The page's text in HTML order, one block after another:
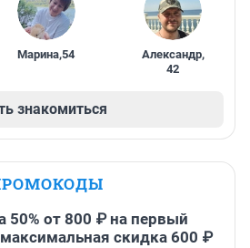
Марина,54 Александр,
42
знакомиться
50% от 800 ₽ на первый
максимальная скидка 600 ₽